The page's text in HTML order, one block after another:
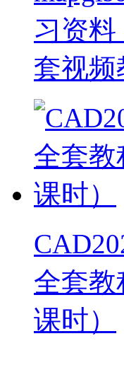
习资料
套视频
全套教
课时）